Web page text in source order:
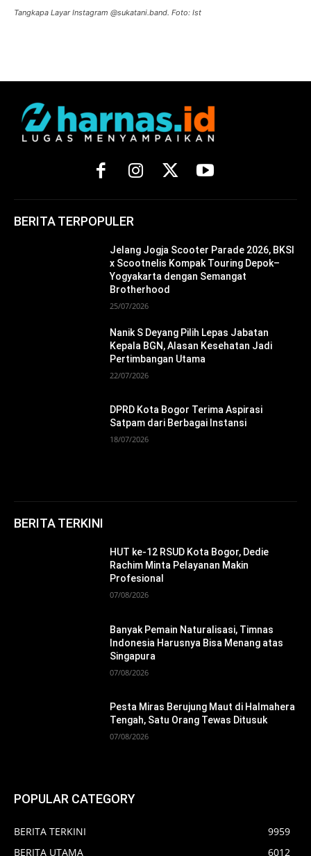
Tangkapa Layar Instagram @sukatani.band. Foto: Ist
BERITA TERPOPULER
Jelang Jogja Scooter Parade 2026, BKSI
x Scootnelis Kompak Touring Depok–
Yogyakarta dengan Semangat
Brotherhood
25/07/2026
Nanik S Deyang Pilih Lepas Jabatan
Kepala BGN, Alasan Kesehatan Jadi
Pertimbangan Utama
22/07/2026
DPRD Kota Bogor Terima Aspirasi
Satpam dari Berbagai Instansi
18/07/2026
BERITA TERKINI
HUT ke-12 RSUD Kota Bogor, Dedie
Rachim Minta Pelayanan Makin
Profesional
07/08/2026
Banyak Pemain Naturalisasi, Timnas
Indonesia Harusnya Bisa Menang atas
Singapura
07/08/2026
Pesta Miras Berujung Maut di Halmahera
Tengah, Satu Orang Tewas Ditusuk
07/08/2026
POPULAR CATEGORY
BERITA TERKINI
9959
BERITA UTAMA
6012